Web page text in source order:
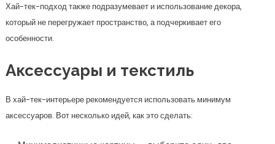
Хай-тек-подход также подразумевает и использование декора,
который не перегружает пространство, а подчеркивает его
особенности.
Аксессуары и текстиль
В хай-тек-интерьере рекомендуется использовать минимум
аксессуаров. Вот несколько идей, как это сделать: